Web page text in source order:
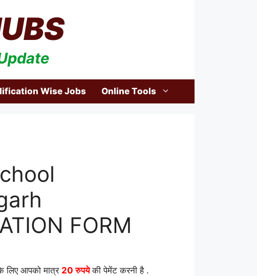
Wise Jobs Online Tools
FORM
लिए आपको मात्र 20 रुपयेकी पेमेंट करनी है .